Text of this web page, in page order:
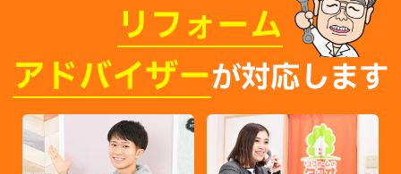
リフォーム
アドバイザーが対応します